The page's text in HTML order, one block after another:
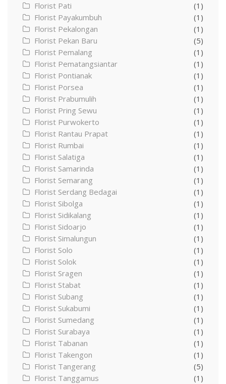
Florist Pati
(1)
Florist Payakumbuh
(1)
Florist Pekalongan
(1)
Florist Pekan Baru
(5)
Florist Pemalang
(1)
Florist Pematangsiantar
(1)
Florist Pontianak
(1)
Florist Porsea
(1)
Florist Prabumulih
(1)
Florist Pring Sewu
(1)
Florist Purwokerto
(1)
Florist Rantau Prapat
(1)
Florist Rumbai
(1)
Florist Salatiga
(1)
Florist Samarinda
(1)
Florist Semarang
(1)
Florist Serdang Bedagai
(1)
Florist Sibolga
(1)
Florist Sidikalang
(1)
Florist Sidoarjo
(1)
Florist Simalungun
(1)
Florist Solo
(1)
Florist Solok
(1)
Florist Sragen
(1)
Florist Stabat
(1)
Florist Subang
(1)
Florist Sukabumi
(1)
Florist Sumedang
(1)
Florist Surabaya
(1)
Florist Tabanan
(1)
Florist Takengon
(1)
Florist Tangerang
(5)
Florist Tanggamus
(1)